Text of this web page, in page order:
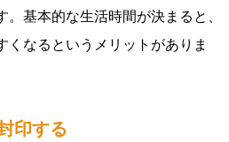
基本的な生活時間が決まると、
くなるというメリットがありま
印する